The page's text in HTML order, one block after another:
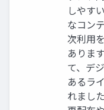
しやす
なコン
次利用
ありま
て、デ
あるラ
れまし